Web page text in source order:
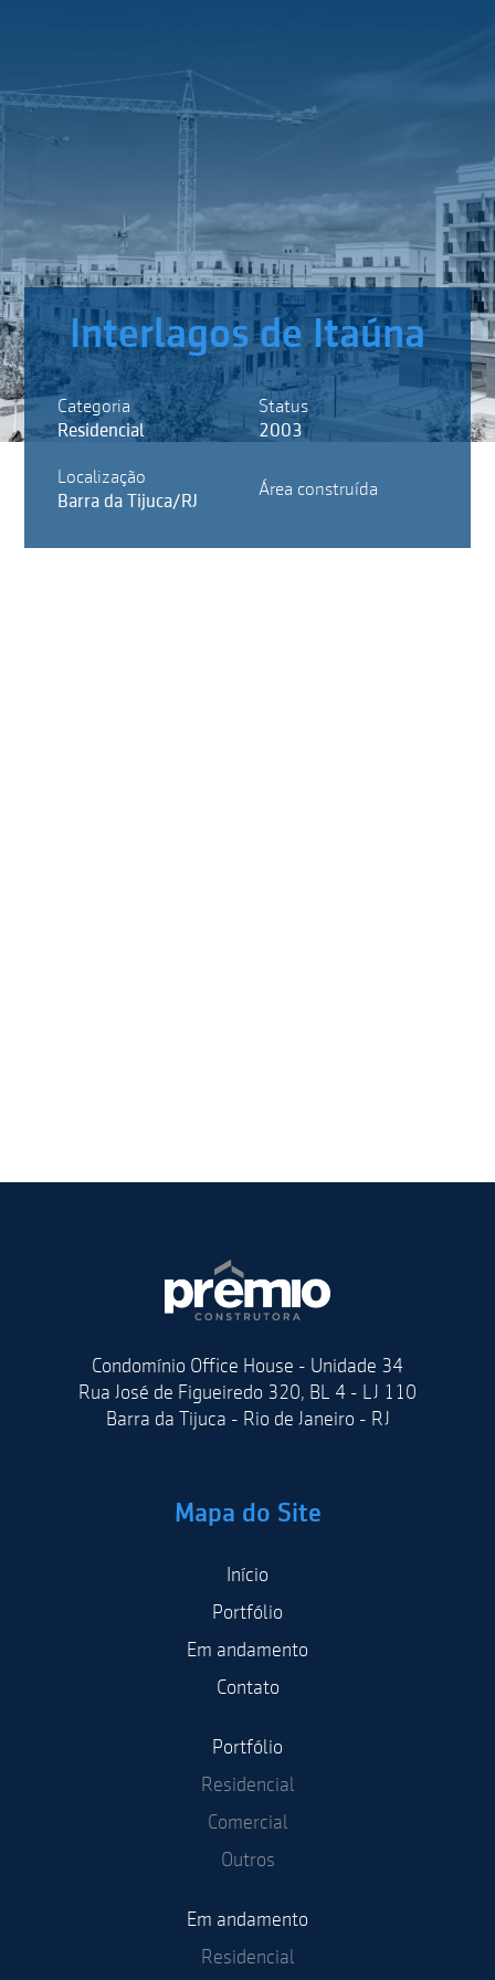
Interlagos de Itaúna
Categoria
Residencial
Status
2003
Localização
Barra da Tijuca/RJ
Área construída
Condomínio Office House - Unidade 34
Rua José de Figueiredo 320, BL 4 - LJ 110
Barra da Tijuca - Rio de Janeiro - RJ
Mapa do Site
Início
Portfólio
Em andamento
Contato
Portfólio
Residencial
Comercial
Outros
Em andamento
Residencial